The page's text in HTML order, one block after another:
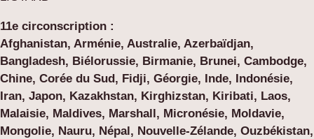
11e circonscription :
Afghanistan, Arménie, Australie, Azerbaïdjan,
Bangladesh, Biélorussie, Birmanie, Brunei, Cambodge,
Chine, Corée du Sud, Fidji, Géorgie, Inde, Indonésie,
Iran, Japon, Kazakhstan, Kirghizstan, Kiribati, Laos,
Malaisie, Maldives, Marshall, Micronésie, Moldavie,
Mongolie, Nauru, Népal, Nouvelle-Zélande, Ouzbékistan,